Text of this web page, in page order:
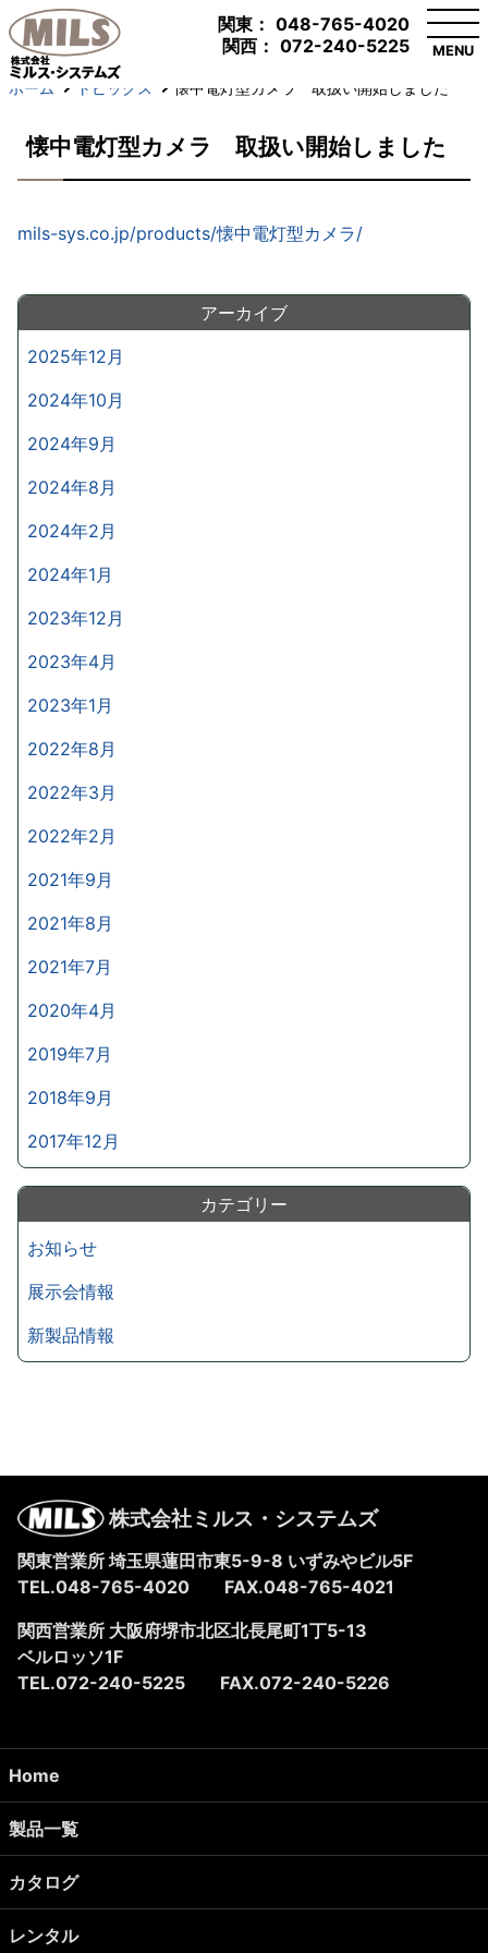
関東： 048-765-4020
関西： 072-240-5225 MENU
ホーム トピックス 懐中電灯型カメラ 取扱い開始しました
懐中電灯型カメラ 取扱い開始しました
mils-sys.co.jp/products/懐中電灯型カメラ/
アーカイブ
2025年12月
2024年10月
2024年9月
2024年8月
2024年2月
2024年1月
2023年12月
2023年4月
2023年1月
2022年8月
2022年3月
2022年2月
2021年9月
2021年8月
2021年7月
2020年4月
2019年7月
2018年9月
2017年12月
カテゴリー
お知らせ
展示会情報
新製品情報
株式会社ミルス・システムズ
関東営業所 埼玉県蓮田市東5-9-8 いずみやビル5F
TEL.048-765-4020
FAX.048-765-4021
関西営業所 大阪府堺市北区北長尾町1丁5-13
ベルロッソ1F
TEL.072-240-5225
FAX.072-240-5226
Home
製品一覧
カタログ
レンタル